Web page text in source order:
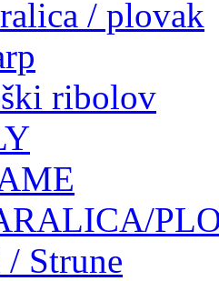
/ plovak
ribolov
Strune